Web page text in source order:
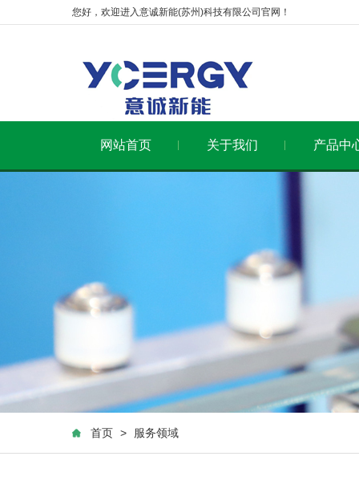
您好，欢迎进入意诚新能(苏州)科技有限公司官网！
网站首页 关于我们 产品中
首页 > 服务领域